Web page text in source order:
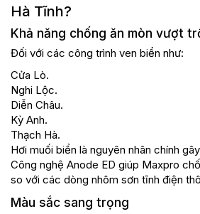
Hà Tĩnh?
Khả năng chống ăn mòn vượt
Đối với các công trình ven biển như:
Cửa Lò.
Nghi Lộc.
Diễn Châu.
Kỳ Anh.
Thạch Hà.
Hơi muối biển là nguyên nhân chính
Công nghệ Anode ED giúp Maxpro
so với các dòng nhôm sơn tĩnh điện
Màu sắc sang trọng